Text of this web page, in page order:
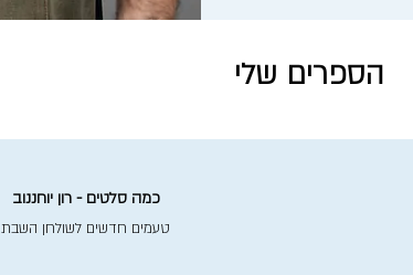
הספרים שלי
כמה סלטים - רון יוחננוב
טעמים חדשים לשולחן השבת